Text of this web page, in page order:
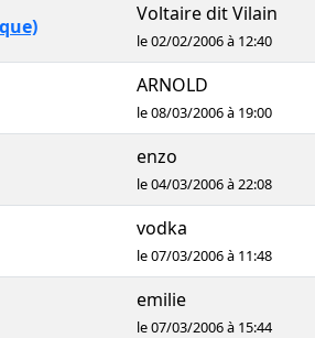
Voltaire dit Vilain
le 02/02/2006 à 12:40
ARNOLD
le 08/03/2006 à 19:00
enzo
le 04/03/2006 à 22:08
vodka
le 07/03/2006 à 11:48
emilie
le 07/03/2006 à 15:44